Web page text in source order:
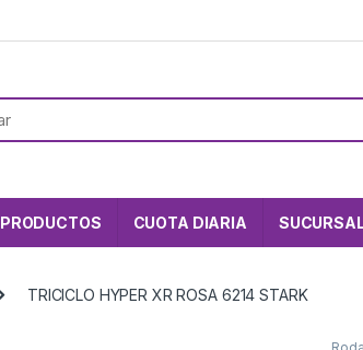
PRODUCTOS CUOTA DIARIA
TRICICLO HYPER XR ROSA 6214 STARK